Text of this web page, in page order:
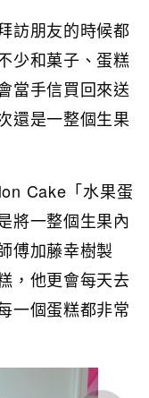
訪朋友的時候都
少和菓子、蛋糕
當手信買回來送
還是一整個生果
Cake「水果蛋
將一整個生果內
傅加藤幸樹製
，他更會每天去
一個蛋糕都非常